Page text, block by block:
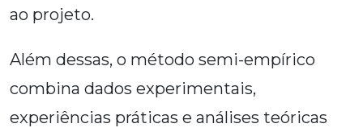
ao projeto.
Além dessas, o método semi-empírico
combina dados experimentais,
experiências práticas e análises teóricas